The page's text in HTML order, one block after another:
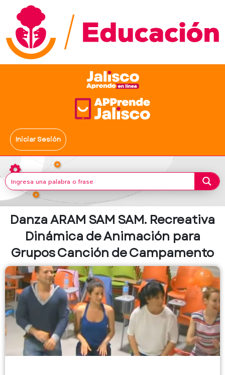
Iniciar Sesión
Danza ARAM SAM SAM. Recreativa
Dinámica de Animación para
Grupos Canción de Campamento